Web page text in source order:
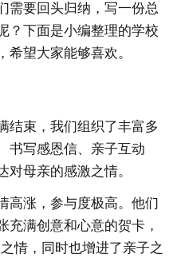
需要回头归纳，写一份总
？下面是小编整理的学校
希望大家能够喜欢。
束，我们组织了丰富多
书写感恩信、亲子互动
对母亲的感激之情。
涨，参与度极高。他们
充满创意和心意的贺卡，
情，同时也增进了亲子之